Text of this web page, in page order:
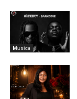
Musica